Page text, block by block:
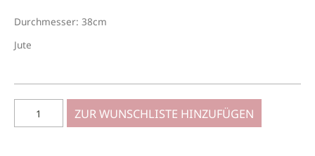
Durchmesser: 38cm
Jute
ZUR WUNSCHLISTE HINZUFÜGEN